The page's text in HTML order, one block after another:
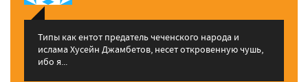
Типы как ентот предатель чеченского народа и
ислама Хусейн Джамбетов, несет откровенную чушь,
ибо я...